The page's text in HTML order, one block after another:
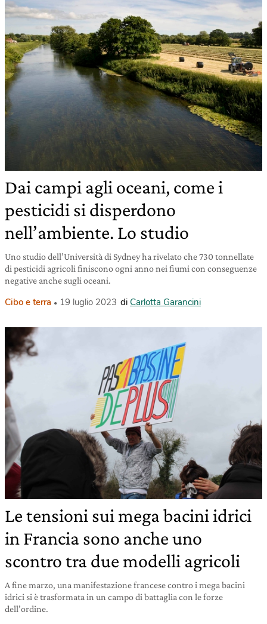
Dai campi agli oceani, come i
pesticidi si disperdono
nell’ambiente. Lo studio
Uno studio dell’Università di Sydney ha rivelato che 730 tonnellate
di pesticidi agricoli finiscono ogni anno nei fiumi con conseguenze
negative anche sugli oceani.
Cibo e terra 19 luglio 2023 di Carlotta Garancini
Le tensioni sui mega bacini idrici
in Francia sono anche uno
scontro tra due modelli agricoli
A fine marzo, una manifestazione francese contro i mega bacini
idrici si è trasformata in un campo di battaglia con le forze
dell’ordine.